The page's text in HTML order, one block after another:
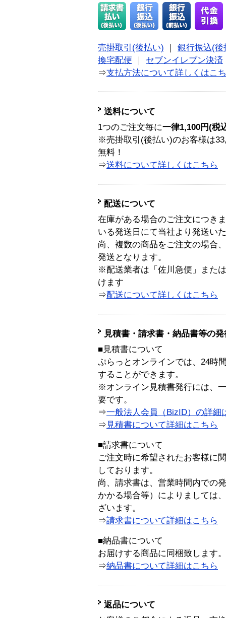
売掛取引(後払い)
銀行振込(後
換宅配便
セブンイレブン決済
⇒支払方法について詳しくはこ
送料について
1つのご注文毎に一律1,100円(税
※売掛取引(後払い)のお客様は
無料！
⇒送料について詳しくはこちら
配送について
在庫がある場合のご注文につき
いる発送日にて当社より発送い
尚、複数の商品をご注文の場合
発送となります。
※配送業者は「佐川急便」また
けます
⇒配送について詳しくはこちら
見積書・請求書・納品書等の
■見積書について
ぷらっとオンラインでは、24時
することができます。
※オンライン見積書発行には、
要です。
⇒一般法人会員（BizID）の詳細
⇒ 見積書について詳細はこちら
■請求書について
ご注文時に希望されたお客様に
しております。
尚、請求書は、営業時間内での
かかる場合等）によりましては
ざいます。
⇒請求書について詳細はこちら
■納品書について
お届けする商品に同梱致します。
⇒納品書について詳細はこちら
返品について